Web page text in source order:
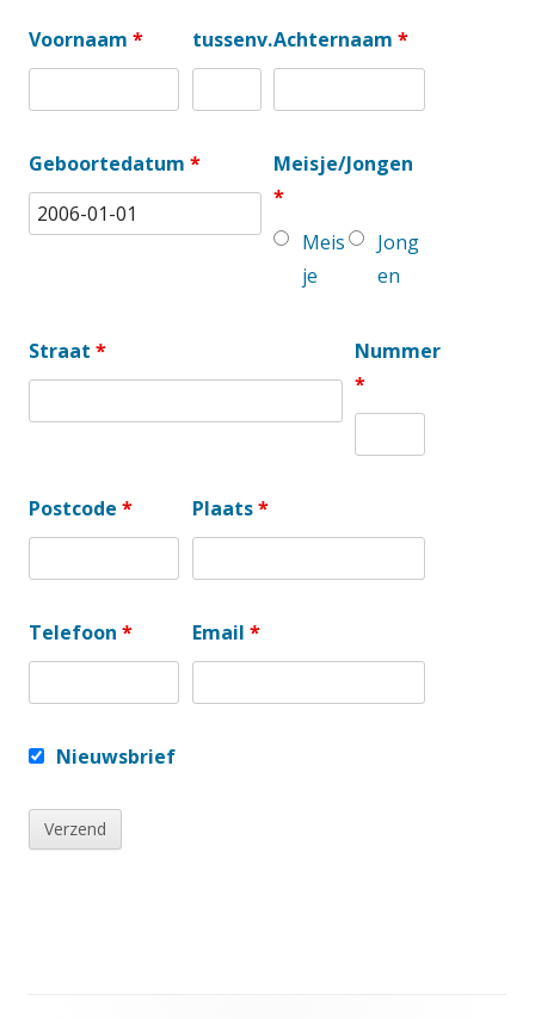
Voornaam * tussenv.Achternaam*
Geboortedatum *
Meisje/Jongen
*
Meis
je
Jong
en
Straat *
Nummer
*
Postcode * Plaats*
Telefoon * Email *
Nieuwsbrief